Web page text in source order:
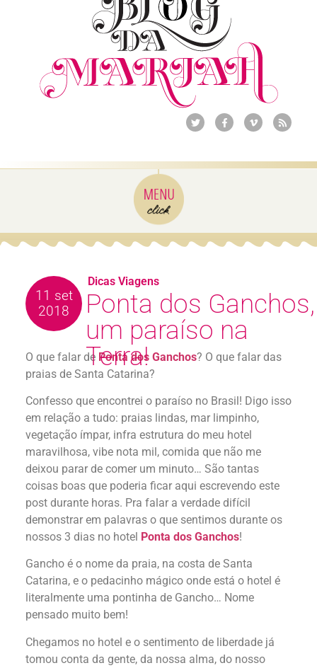
11 set
2018
Ponta dos Ganchos,
um paraíso na
Terra!
O que falar de Ponta dos Ganchos? O que falar das
praias de Santa Catarina?
Confesso que encontrei o paraíso no Brasil! Digo isso
em relação a tudo: praias lindas, mar limpinho,
vegetação ímpar, infra estrutura do meu hotel
maravilhosa, vibe nota mil, comida que não me
deixou parar de comer um minuto… São tantas
coisas boas que poderia ficar aqui escrevendo este
post durante horas. Pra falar a verdade difícil
demonstrar em palavras o que sentimos durante os
nossos 3 dias no hotel Ponta dos Ganchos!
Gancho é o nome da praia, na costa de Santa
Catarina, e o pedacinho mágico onde está o hotel é
literalmente uma pontinha de Gancho… Nome
pensado muito bem!
Chegamos no hotel e o sentimento de liberdade já
tomou conta da gente, da nossa alma, do nosso
Dicas Viagens